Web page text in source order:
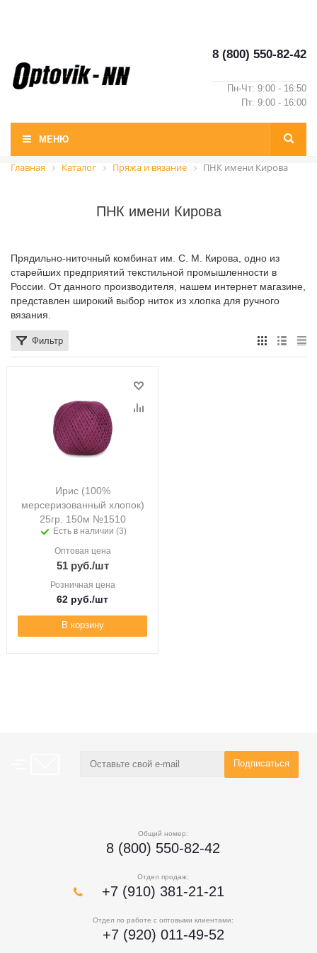
8 (800) 550-82-42
Пн-Чт: 9:00 - 16:50
Пт: 9:00 - 16:00
МЕНЮ
Главная Каталог Пряжа и вязание ПНК имени Кирова
ПНК имени Кирова
Прядильно-ниточный комбинат им. С. М. Кирова, одно из
старейших предприятий текстильной промышленности в
России. От данного производителя, нашем интернет магазине,
представлен широкий выбор ниток из хлопка для ручного
вязания.
Фильтр
Ирис (100%
мерсеризованный хлопок)
25гр. 150м №1510
Есть в наличии (3)
Оптовая цена
51руб./шт
Розничная цена
62 руб./шт
В корзину
Общий номер:
8 (800) 550-82-42
Отдел продаж:
+7 (910) 381-21-21
Отдел по работе с оптовыми клиентами:
+7 (920) 011-49-52